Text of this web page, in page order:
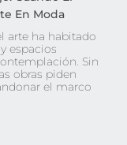
En Moda
arte ha habitado
espacios
Sin
obras piden
el marco